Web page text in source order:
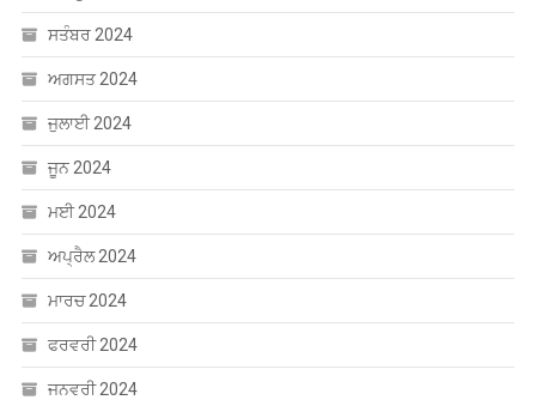
ਸਤੰਬਰ 2024
ਅਗਸਤ 2024
ਜੁਲਾਈ 2024
ਜੂਨ 2024
ਮਈ 2024
ਅਪ੍ਰੈਲ 2024
ਮਾਰਚ 2024
ਫਰਵਰੀ 2024
ਜਨਵਰੀ 2024